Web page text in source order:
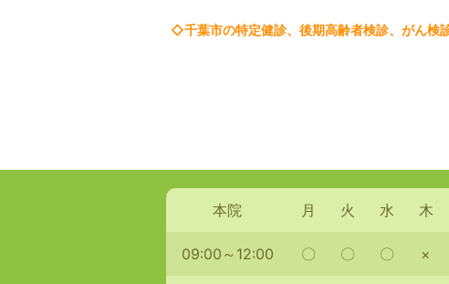
◇千葉市の特定健診、後期高齢者検診、がん検
本院 月 火 水 木
09:00～12:00 〇 〇 〇 ×